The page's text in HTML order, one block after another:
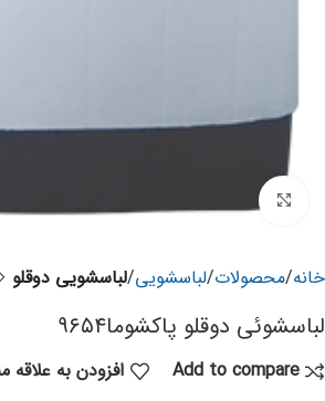
برای بزرگنمایی کلیک کنید
خانه محصولات لباسشویی لباسشویی دوقلو
لباسشوئی دوقلو پاکشوما۹۶۵۴
Add to compare افزودن به علاقه